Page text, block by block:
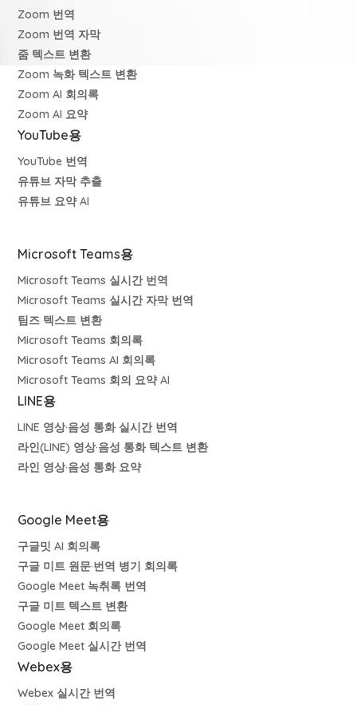
Zoom 번역
Zoom 번역 자막
줌 텍스트 변환
Zoom 녹화 텍스트 변환
Zoom AI 회의록
Zoom AI 요약
YouTube용
YouTube 번역
유튜브 자막 추출
유튜브 요약 AI
Microsoft Teams용
Microsoft Teams 실시간 번역
Microsoft Teams 실시간 자막 번역
팀즈 텍스트 변환
Microsoft Teams 회의록
Microsoft Teams AI 회의록
Microsoft Teams 회의 요약 AI
LINE용
LINE 영상·음성 통화 실시간 번역
라인(LINE) 영상·음성 통화 텍스트 변환
라인 영상·음성 통화 요약
Google Meet용
구글밋 AI 회의록
구글 미트 원문·번역 병기 회의록
Google Meet 녹취록 번역
구글 미트 텍스트 변환
Google Meet 회의록
Google Meet 실시간 번역
Webex용
Webex 실시간 번역